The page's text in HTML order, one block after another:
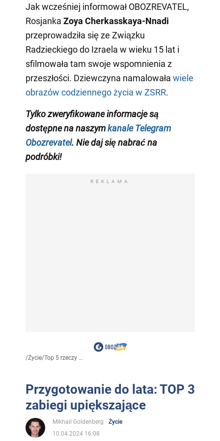
Jak wcześniej informował OBOZREVATEL,
Rosjanka Zoya Cherkasskaya-Nnadi
przeprowadziła się ze Związku
Radzieckiego do Izraela w wieku 15 lat i
sfilmowała tam swoje wspomnienia z
przeszłości. Dziewczyna namalowała wiele
obrazów codziennego życia w ZSRR.
Tylko zweryfikowane informacje są
dostępne na naszymkanale Telegram
Obozrevatel. Nie daj się nabrać na
podróbki!
REKLAMA
/Życie/Top 5 rzeczy ...
Przygotowanie do lata: TOP 3
zabiegi upiększające
Mikhail Goldenberg
Życie
10.04.2024 16:08